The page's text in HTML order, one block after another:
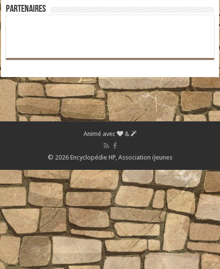
Partenaires
Animé avec &
© 2026 Encyclopédie HP, Association iJeunes